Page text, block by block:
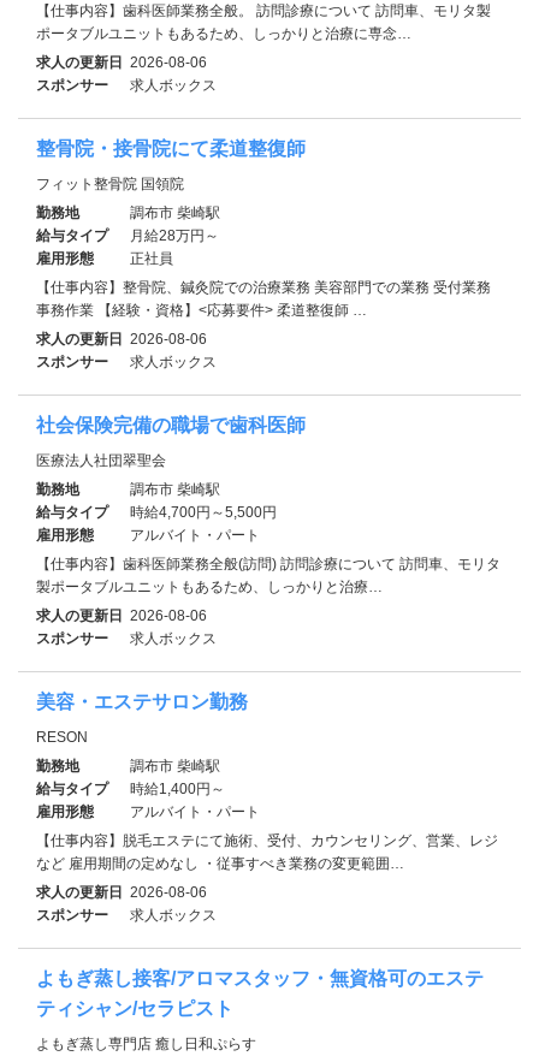
【仕事内容】歯科医師業務全般。 訪問診療について 訪問車、モリタ製
ポータブルユニットもあるため、しっかりと治療に専念…
求人の更新日 2026-08-06
スポンサー
求人ボックス
整骨院・接骨院にて柔道整復師
フィット整骨院 国領院
勤務地
調布市 柴崎駅
給与タイプ
月給28万円～
雇用形態
正社員
【仕事内容】整骨院、鍼灸院での治療業務 美容部門での業務 受付業務
事務作業 【経験・資格】<応募要件> 柔道整復師 …
求人の更新日 2026-08-06
スポンサー
求人ボックス
社会保険完備の職場で歯科医師
医療法人社団翠聖会
勤務地
調布市 柴崎駅
給与タイプ
時給4,700円～5,500円
雇用形態
アルバイト・パート
【仕事内容】歯科医師業務全般(訪問) 訪問診療について 訪問車、モリタ
製ポータブルユニットもあるため、しっかりと治療…
求人の更新日 2026-08-06
スポンサー
求人ボックス
美容・エステサロン勤務
RESON
勤務地
調布市 柴崎駅
給与タイプ
時給1,400円～
雇用形態
アルバイト・パート
【仕事内容】脱毛エステにて施術、受付、カウンセリング、営業、レジ
など 雇用期間の定めなし ・従事すべき業務の変更範囲…
求人の更新日 2026-08-06
スポンサー
求人ボックス
よもぎ蒸し接客/アロマスタッフ・無資格可のエステ
ティシャン/セラピスト
よもぎ蒸し専門店 癒し日和ぷらす